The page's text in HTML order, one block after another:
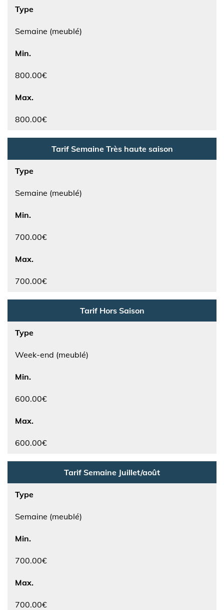
Type
Semaine (meublé)
Min.
800.00€
Max.
800.00€
Tarif Semaine Très haute saison
Type
Semaine (meublé)
Min.
700.00€
Max.
700.00€
Tarif Hors Saison
Type
Week-end (meublé)
Min.
600.00€
Max.
600.00€
Tarif Semaine Juillet/août
Type
Semaine (meublé)
Min.
700.00€
Max.
700.00€